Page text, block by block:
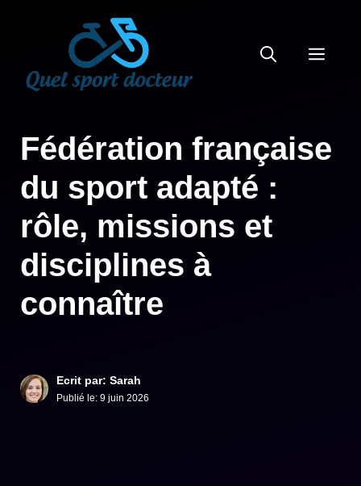
Fédération française
du sport adapté :
rôle, missions et
disciplines à
connaître
Ecrit par: Sarah
Publié le: 9 juin 2026